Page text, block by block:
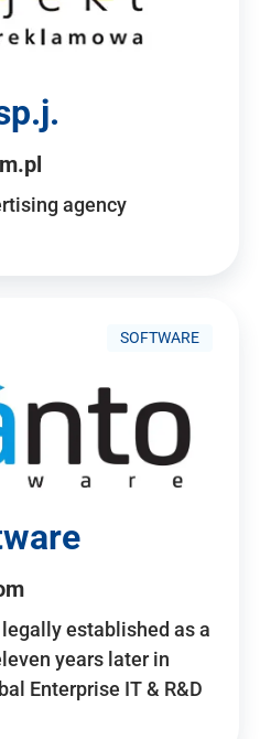
agency
SOFTWARE
established as a
years later in
Enterprise IT & R&D